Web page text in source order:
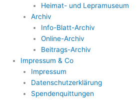
Heimat- und Lepramuseum
Archiv
Info-Blatt-Archiv
Online-Archiv
Beitrags-Archiv
Impressum & Co
Impressum
Datenschutzerklärung
Spendenquittungen